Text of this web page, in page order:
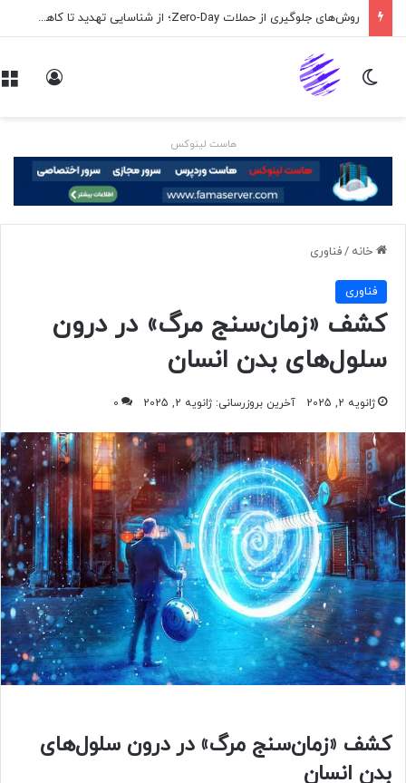
روش‌های جلوگیری از حملات Zero-Day؛ از شناسایی تهدید تا کاهش ریسک
تغییر پوسته
هاست لینوکس
خانه /فناوری
فناوری
کشف «زمان‌سنج مرگ» در درون
سلول‌های بدن انسان
ژانویه 2, 2025 آخرین بروزرسانی: ژانویه 2, 2025 0
کشف «زمان‌سنج مرگ» در درون سلول‌های
بدن انسان